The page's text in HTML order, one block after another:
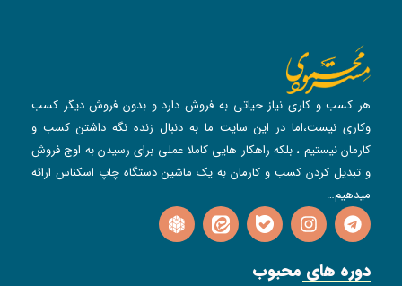
هر کسب و کاری نیاز حیاتی به فروش دارد و بدون فروش دیگر کسب
و‌کاری نیست،اما در این سایت ما به دنبال زنده نگه داشتن کسب و
کارمان نیستیم ، بلکه راهکار هایی کاملا عملی برای رسیدن به اوج فروش
و تبدیل کردن کسب و کارمان به یک ماشین دستگاه چاپ اسکناس ارائه
میدهیم…
دوره های محبوب